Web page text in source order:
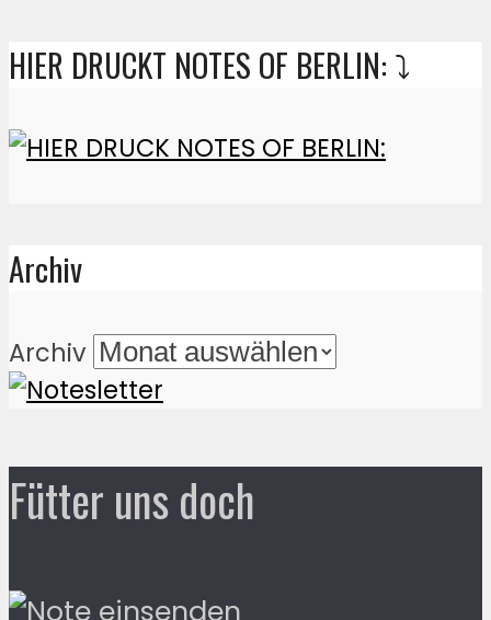
HIER DRUCKT NOTES OF BERLIN: ⤵️
Archiv
Archiv
Fütter uns doch